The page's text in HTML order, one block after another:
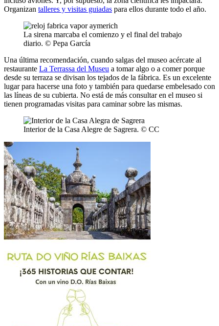
Organizan talleres y visitas guiadas para ellos durante todo el año.
La sirena marcaba el comienzo y el final del trabajo
diario. © Pepa García
Una última recomendación, cuando salgas del museo acércate al
restaurante La Terrassa del Museu a tomar algo o a comer porque
desde su terraza se divisan los tejados de la fábrica. Es un excelente
lugar para hacerse una foto y también para quedarse embelesado con
las líneas de su cubierta. No está de más consultar en el museo si
tienen programadas visitas para caminar sobre las mismas.
Interior de la Casa Alegre de Sagrera. © CC